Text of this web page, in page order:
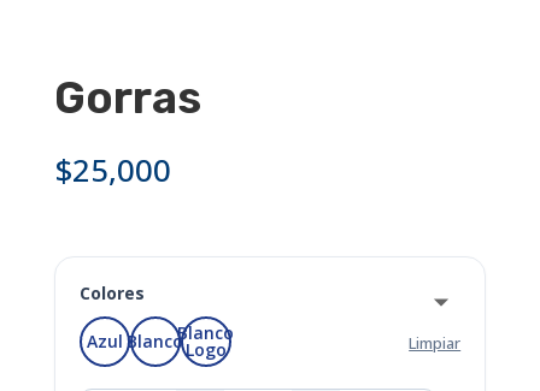
Gorras
$25,000
Colores
Limpiar
Azul BlancoBlanco
Logo